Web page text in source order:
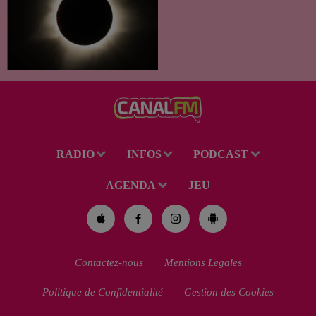
RADIO INFOS PODCAST
AGENDA JEU
Contactez-nous Mentions Legales
Politique de Confidentialité Gestion des Cookies